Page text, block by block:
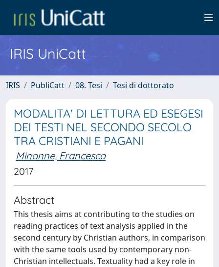
IRIS UniCatt
IRIS PubliCatt 08. Tesi Tesi di dottorato
MODALITA' DI LETTURA ED ESEGESI
DEI TESTI NEL SECONDO SECOLO
TRA CRISTIANI E PAGANI
Minonne, Francesca
2017
Abstract
This thesis aims at contributing to the studies on
reading practices of text analysis applied in the
second century by Christian authors, in comparison
with the same tools used by contemporary non-
Christian intellectuals. Textuality had a key role in